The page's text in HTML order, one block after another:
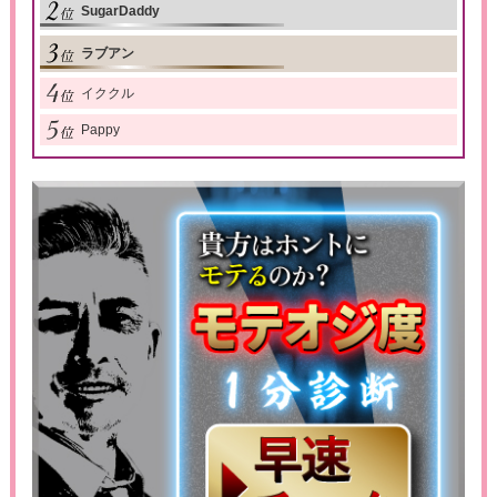
SugarDaddy
ラブアン
イククル
Pappy